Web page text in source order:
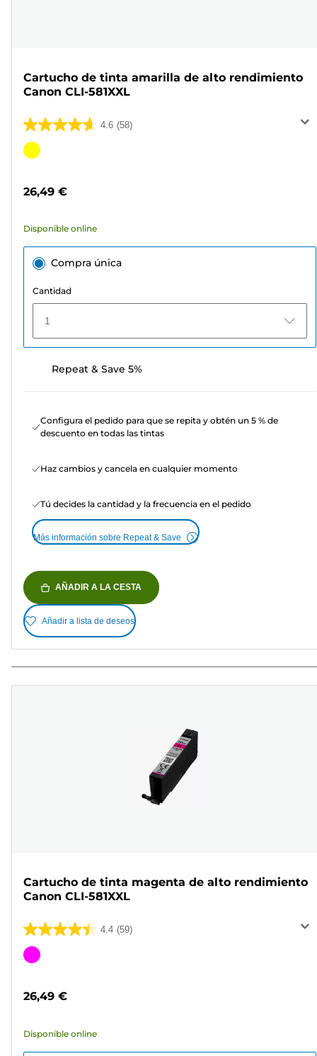
Cartucho de tinta amarilla de alto rendimiento
Canon CLI-581XXL
4.6 (58)
4.6
de
58
Cartucho
26,49 €
Disponible online
Compra única
Cantidad
1
Repeat & Save 5%
Configura el pedido para que se repita y obtén un 5 % de
descuento en todas las tintas
Haz cambios y cancela en cualquier momento
Tú decides la cantidad y la frecuencia en el pedido
Más información sobre Repeat & Save
AÑADIR A LA CESTA
Añadir a lista de deseos
Cartucho de tinta magenta de alto rendimiento
Canon CLI-581XXL
4.4 (59)
4.4
de
59
Cartucho
color
26,49 €
Disponible online